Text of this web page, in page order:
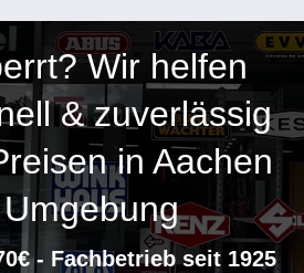
Wir helfen
& zuverlässig
in Aachen
- Fachbetrieb seit 1925